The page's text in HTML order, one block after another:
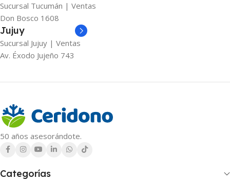
Sucursal Tucumán | Ventas
Don Bosco 1608
Jujuy
Sucursal Jujuy | Ventas
Av. Éxodo Jujeño 743
50 años asesorándote.
Categorías